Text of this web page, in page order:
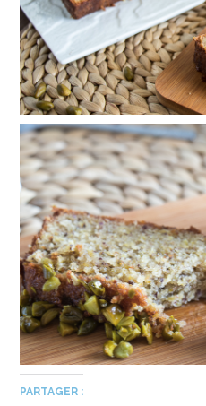
PARTAGER :